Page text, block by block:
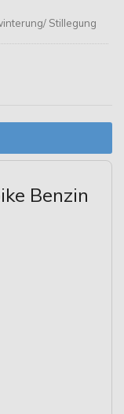
Stillegung
Benzin